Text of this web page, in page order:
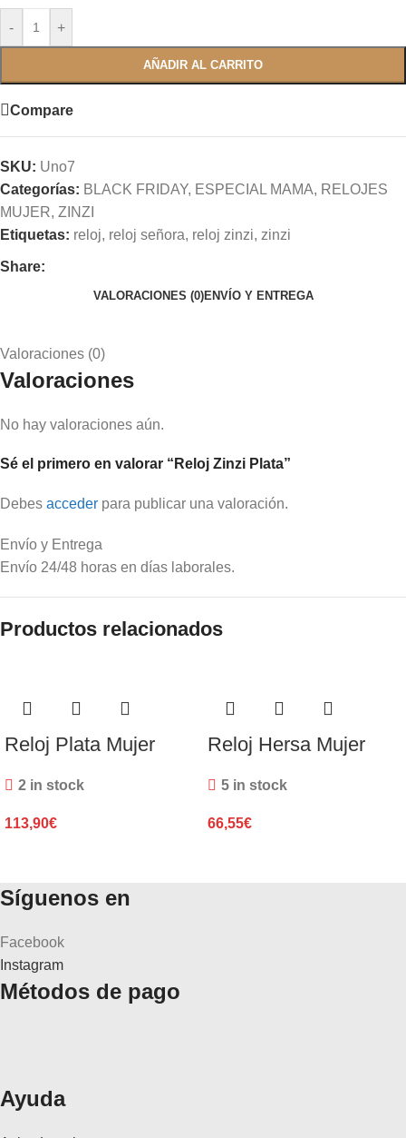
- +
AÑADIR AL CARRITO
Compare
SKU: Uno7
Categorías: BLACK FRIDAY, ESPECIAL MAMA, RELOJES
MUJER, ZINZI
Etiquetas: reloj, reloj señora, reloj zinzi, zinzi
Share:
VALORACIONES (0)ENVÍO Y ENTREGA
Valoraciones (0)
Valoraciones
No hay valoraciones aún.
Sé el primero en valorar “Reloj Zinzi Plata”
Debes acceder para publicar una valoración.
Envío y Entrega
Envío 24/48 horas en días laborales.
Productos relacionados
Reloj Plata Mujer
2 in stock
113,90€
Reloj Hersa Mujer
5 in stock
66,55€
Síguenos en
Facebook
Instagram
Métodos de pago
Ayuda